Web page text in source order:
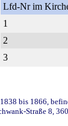
Lfd-Nr im
1
2
3
bis 1866,
Straße 8,